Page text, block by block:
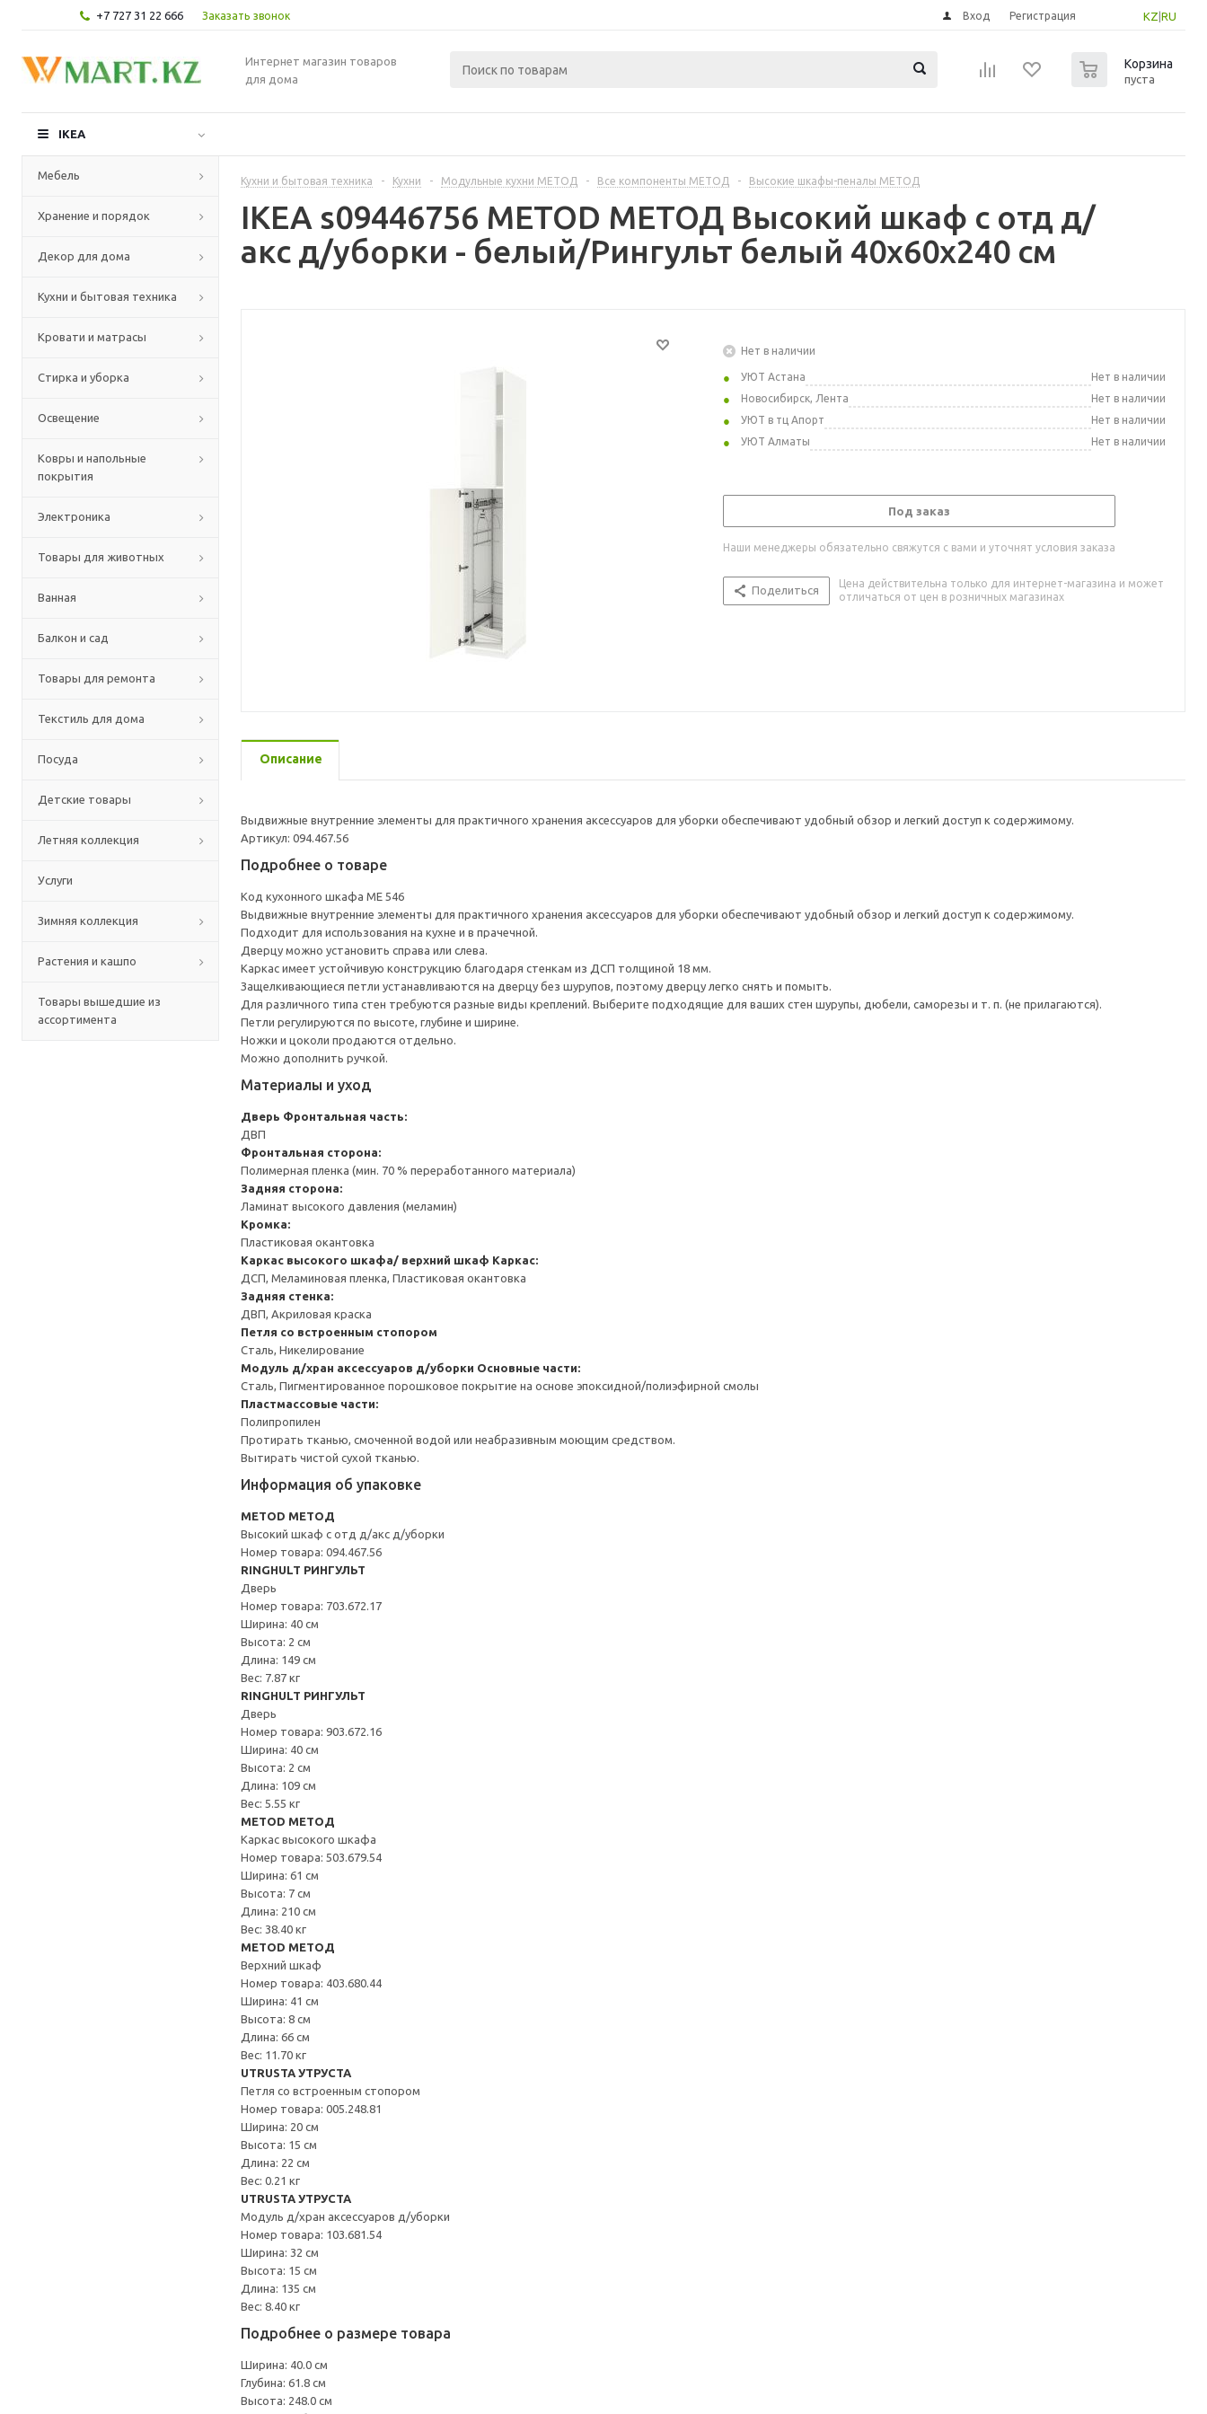
+7 727 31 22 666 Заказать звонок KZ RU
Вход Регистрация
Интернет магазин товаров
для дома
Корзина
пуста
IKEA
Мебель
Хранение и порядок
Декор для дома
Кухни и бытовая техника
Кровати и матрасы
Стирка и уборка
Освещение
Ковры и напольные
покрытия
Электроника
Товары для животных
Ванная
Балкон и сад
Товары для ремонта
Текстиль для дома
Посуда
Детские товары
Летняя коллекция
Услуги
Зимняя коллекция
Растения и кашпо
Товары вышедшие из
ассортимента
Кухни и бытовая техника - Кухни - Модульные кухни МЕТОД - Все компоненты МЕТОД - Высокие шкафы-пеналы МЕТОД
IKEA s09446756 METOD МЕТОД Высокий шкаф с отд д/
акс д/уборки - белый/Рингульт белый 40x60x240 см
Нет в наличии
УЮТ Астана
Нет в наличии
Новосибирск, Лента
Нет в наличии
УЮТ в тц Апорт
Нет в наличии
УЮТ Алматы
Нет в наличии
Под заказ
Наши менеджеры обязательно свяжутся с вами и уточнят условия заказа
Поделиться
Цена действительна только для интернет-магазина и может
отличаться от цен в розничных магазинах
Описание
Выдвижные внутренние элементы для практичного хранения аксессуаров для уборки обеспечивают удобный обзор и легкий доступ к содержимому.
Артикул: 094.467.56
Подробнее о товаре
Код кухонного шкафа ME 546
Выдвижные внутренние элементы для практичного хранения аксессуаров для уборки обеспечивают удобный обзор и легкий доступ к содержимому.
Подходит для использования на кухне и в прачечной.
Дверцу можно установить справа или слева.
Каркас имеет устойчивую конструкцию благодаря стенкам из ДСП толщиной 18 мм.
Защелкивающиеся петли устанавливаются на дверцу без шурупов, поэтому дверцу легко снять и помыть.
Для различного типа стен требуются разные виды креплений. Выберите подходящие для ваших стен шурупы, дюбели, саморезы и т. п. (не прилагаются).
Петли регулируются по высоте, глубине и ширине.
Ножки и цоколи продаются отдельно.
Можно дополнить ручкой.
Материалы и уход
Дверь Фронтальная часть:
ДВП
Фронтальная сторона:
Полимерная пленка (мин. 70 % переработанного материала)
Задняя сторона:
Ламинат высокого давления (меламин)
Кромка:
Пластиковая окантовка
Каркас высокого шкафа/ верхний шкаф Каркас:
ДСП, Меламиновая пленка, Пластиковая окантовка
Задняя стенка:
ДВП, Акриловая краска
Петля со встроенным стопором
Сталь, Никелирование
Модуль д/хран аксессуаров д/уборки Основные части:
Сталь, Пигментированное порошковое покрытие на основе эпоксидной/полиэфирной смолы
Пластмассовые части:
Полипропилен
Протирать тканью, смоченной водой или неабразивным моющим средством.
Вытирать чистой сухой тканью.
Информация об упаковке
METOD МЕТОД
Высокий шкаф с отд д/акс д/уборки
Номер товара: 094.467.56
RINGHULT РИНГУЛЬТ
Дверь
Номер товара: 703.672.17
Ширина: 40 см
Высота: 2 см
Длина: 149 см
Вес: 7.87 кг
RINGHULT РИНГУЛЬТ
Дверь
Номер товара: 903.672.16
Ширина: 40 см
Высота: 2 см
Длина: 109 см
Вес: 5.55 кг
METOD МЕТОД
Каркас высокого шкафа
Номер товара: 503.679.54
Ширина: 61 см
Высота: 7 см
Длина: 210 см
Вес: 38.40 кг
METOD МЕТОД
Верхний шкаф
Номер товара: 403.680.44
Ширина: 41 см
Высота: 8 см
Длина: 66 см
Вес: 11.70 кг
UTRUSTA УТРУСТА
Петля со встроенным стопором
Номер товара: 005.248.81
Ширина: 20 см
Высота: 15 см
Длина: 22 см
Вес: 0.21 кг
UTRUSTA УТРУСТА
Модуль д/хран аксессуаров д/уборки
Номер товара: 103.681.54
Ширина: 32 см
Высота: 15 см
Длина: 135 см
Вес: 8.40 кг
Подробнее о размере товара
Ширина: 40.0 см
Глубина: 61.8 см
Высота: 248.0 см